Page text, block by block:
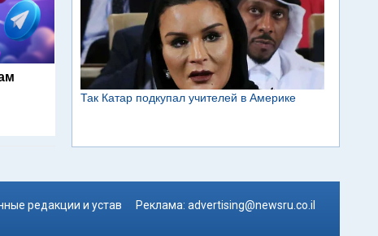
редакции и устав Реклама: advertising@newsru.co.il